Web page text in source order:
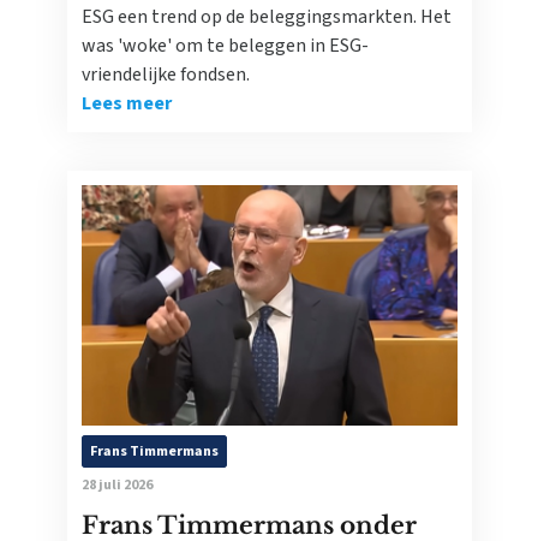
ESG een trend op de beleggingsmarkten. Het
was 'woke' om te beleggen in ESG-
vriendelijke fondsen.
Lees meer
Frans Timmermans
28 juli 2026
Frans Timmermans onder